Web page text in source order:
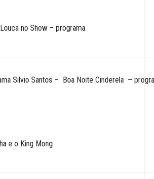
no Show – programa
Silvio Santos – Boa Noite Cinderela –
e o King Mong